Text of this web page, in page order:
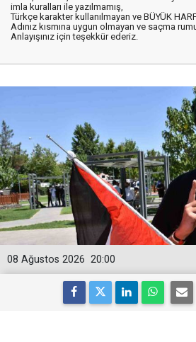
imla kuralları ile yazılmamış,
Türkçe karakter kullanılmayan ve BÜYÜK
Adınız kısmına uygun olmayan ve saçma
Anlayışınız için teşekkür ederiz.
20:00
08 Ağustos 2026